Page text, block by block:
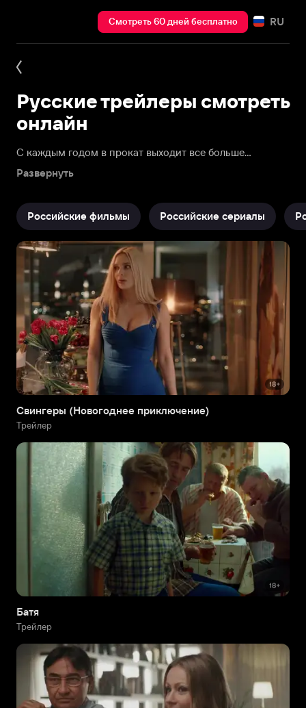
Смотреть 60 дней бесплатно RU
Русские трейлеры смотреть
онлайн
С каждым годом в прокат выходит все больше
российских фильмов. Вопреки стереотипам, среди
снятых в России фильмов попадаются настоящие
рубежом.
Развернуть
Российские фильмы Российские сериалы
Свингеры (Новогоднее приключение)
Трейлер
Батя
Трейлер